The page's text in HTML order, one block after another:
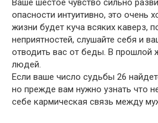
Ваше шестое чувство сильно
опасности интуитивно, это очень
жизни будет куча всяких каверз,
неприятностей, слушайте себя и
отводить вас от беды. В прошлой
людей.
Если ваше число судьбы 26
но прежде вам нужно узнать что
себе кармическая связь между